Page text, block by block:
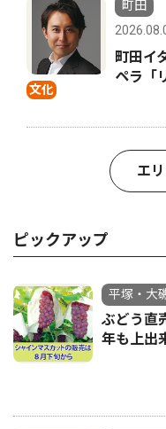
文化
町田
町田イ
ペラ「
エ
ピックアップ
平塚・大
ぶどう直
年も上出